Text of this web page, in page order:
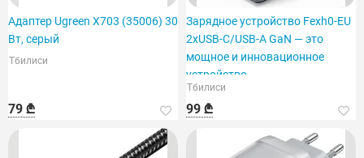
Адаптер Ugreen X703 (35006) 30
Вт, серый
Тбилиси
79 ₾
Зарядное устройство Fexh0-EU
2xUSB-C/USB-A GaN — это
мощное и инновационное
устройство.
Тбилиси
99 ₾